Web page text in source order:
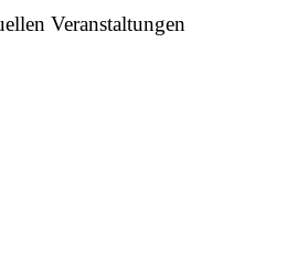
Veranstaltungen